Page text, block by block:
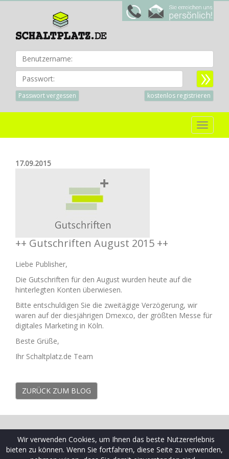
Passwort:
Passwort vergessen kostenlos registrieren
Toggle
17.09.2015
++ Gutschriften August 2015 ++
Liebe Publisher,
Die Gutschriften für den August wurden heute auf die
hinterlegten Konten überwiesen.
Bitte entschuldigen Sie die zweitägige Verzögerung, wir
waren auf der diesjährigen Dmexco, der größten Messe für
digitales Marketing in Köln.
Beste Grüße,
Ihr Schaltplatz.de Team
ZURÜCK ZUM BLOG
© 2009-2026 Schaltplatz ist eine Marke der Ceramex Media
GmbH
Wir verwenden Cookies, um Ihnen das beste Nutzererlebnis
bieten zu können. Wenn Sie fortfahren, diese Seite zu verwenden,